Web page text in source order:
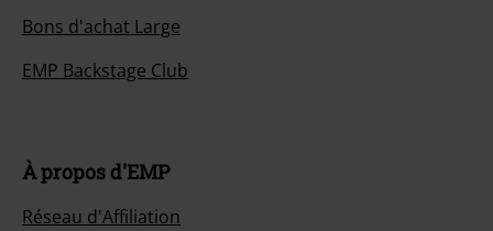
Bons d'achat Large
EMP Backstage Club
À propos d'EMP
Réseau d'Affiliation